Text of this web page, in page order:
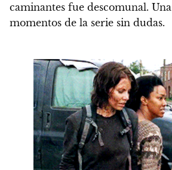
caminantes fue descomunal.
momentos de la serie sin dudas.